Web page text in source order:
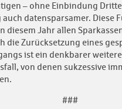
– ohne Einbindung
auch datensparsamer. Diese
diesem Jahr allen
die Zurücksetzung eines
ist ein denkbarer
von denen sukzessive
###